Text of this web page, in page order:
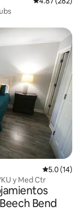
Calificación
5.0 (14)
y Med Ctr
Bend